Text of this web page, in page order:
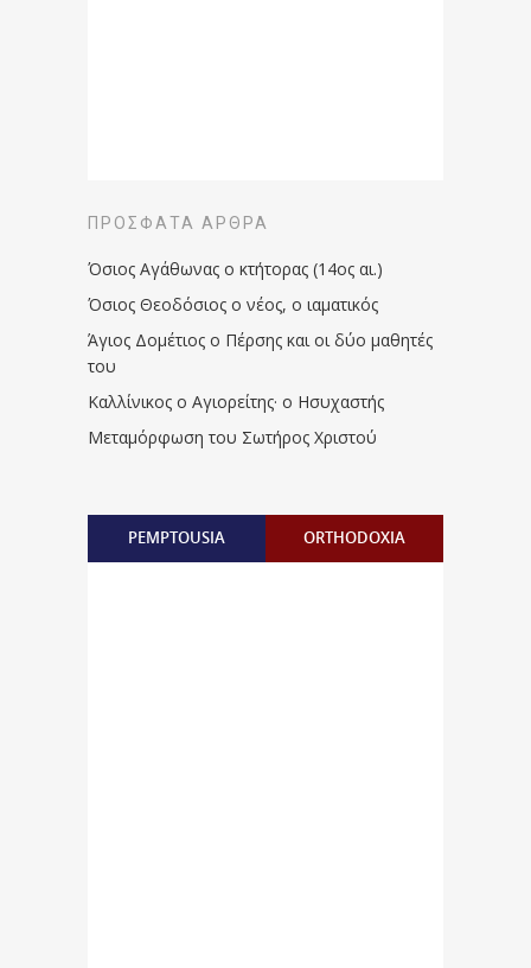
ΠΡΌΣΦΑΤΑ ΆΡΘΡΑ
Όσιος Αγάθωνας ο κτήτορας (14ος αι.)
Όσιος Θεοδόσιος ο νέος, ο ιαματικός
Άγιος Δομέτιος ο Πέρσης και οι δύο μαθητές
του
Καλλίνικος ο Αγιορείτης · ο Ησυχαστής
Μεταμόρφωση του Σωτήρος Χριστού
PEMPTOUSIA ORTHODOXIA